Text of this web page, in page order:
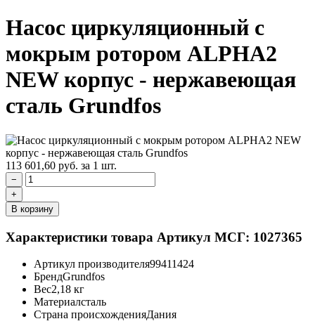
Насос циркуляционный с
мокрым ротором ALPHA2
NEW корпус - нержавеющая
сталь Grundfos
113 601,60 руб. за 1 шт.
−
+
В корзину
Характеристики товара Артикул МСГ: 1027365
Артикул производителя99411424
БрендGrundfos
Вес2,18 кг
Материалсталь
Страна происхожденияДания